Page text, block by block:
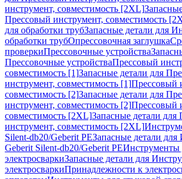
инструмент, совместимость [2XL]
Прессовый инструмент, совместимость
для обработки трубЗапасные детали для
обработки трубОпрессовочная заглушка
проверкиПрессовочные устройства
Прессовочные устройстваПрессовый
совместимость [1]Запасные детали для
инструмент, совместимость [1]Прессовый
совместимость [2]Запасные детали для
инструмент, совместимость [2]Прессовый
совместимость [2XL]Запасные детали для
инструмент, совместимость [2XL]
Silent-db20/Geberit PEЗапасные детали
Geberit Silent-db20/Geberit PEИнструменты
электросваркиЗапасные детали для
электросваркиПринадлежности к